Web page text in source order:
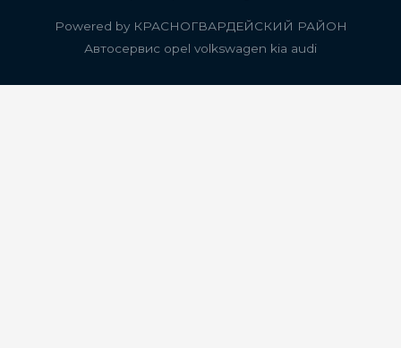
Powered by КРАСНОГВАРДЕЙСКИЙ РАЙОН
Автосервис opel volkswagen kia audi